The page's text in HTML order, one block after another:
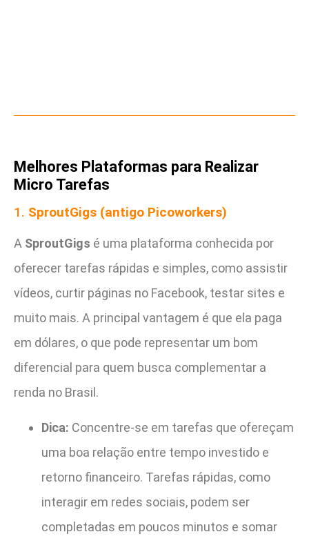
Melhores Plataformas para Realizar
Micro Tarefas
1. SproutGigs (antigo Picoworkers)
A SproutGigs é uma plataforma conhecida por
oferecer tarefas rápidas e simples, como assistir
vídeos, curtir páginas no Facebook, testar sites e
muito mais. A principal vantagem é que ela paga
em dólares, o que pode representar um bom
diferencial para quem busca complementar a
renda no Brasil.
Dica: Concentre-se em tarefas que ofereçam
uma boa relação entre tempo investido e
retorno financeiro. Tarefas rápidas, como
interagir em redes sociais, podem ser
completadas em poucos minutos e somar